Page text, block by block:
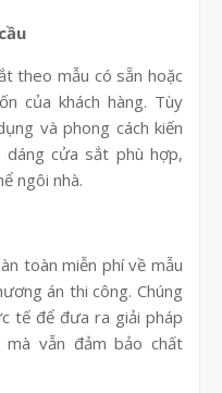
theo mẫu có sẵn hoặc
của khách hàng. Tùy
và phong cách kiến
cửa sắt phù hợp,
ngôi nhà.
toàn miễn phí về mẫu
án thi công. Chúng
tế để đưa ra giải pháp
vẫn đảm bảo chất